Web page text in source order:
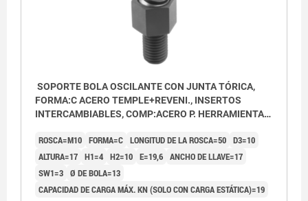
SOPORTE BOLA OSCILANTE CON JUNTA TÓRICA,
FORMA:C ACERO TEMPLE+REVENI., INSERTOS
INTERCAMBIABLES, COMP:ACERO P. HERRAMIENTAS,
ROSCA=M10 FORMA=C LONGITUD DE LA ROSCA=50 D3=10
ALTURA=17 H1=4 H2=10 E=19,6 ANCHO DE LLAVE=17
SW1=3 Ø DE BOLA=13
CAPACIDAD DE CARGA MÁX. KN (SOLO CON CARGA ESTÁTICA)=19